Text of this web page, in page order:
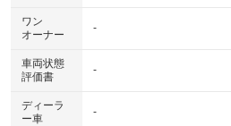
ワン
オーナー
-
車両状態
評価書
-
ディーラ
ー車
-